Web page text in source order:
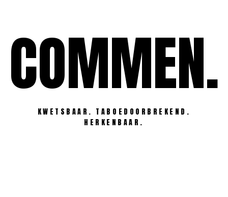
inhoudCOMMEN.
KWETSBAAR. TABOEDOORBREKEND.
HERKENBAAR.